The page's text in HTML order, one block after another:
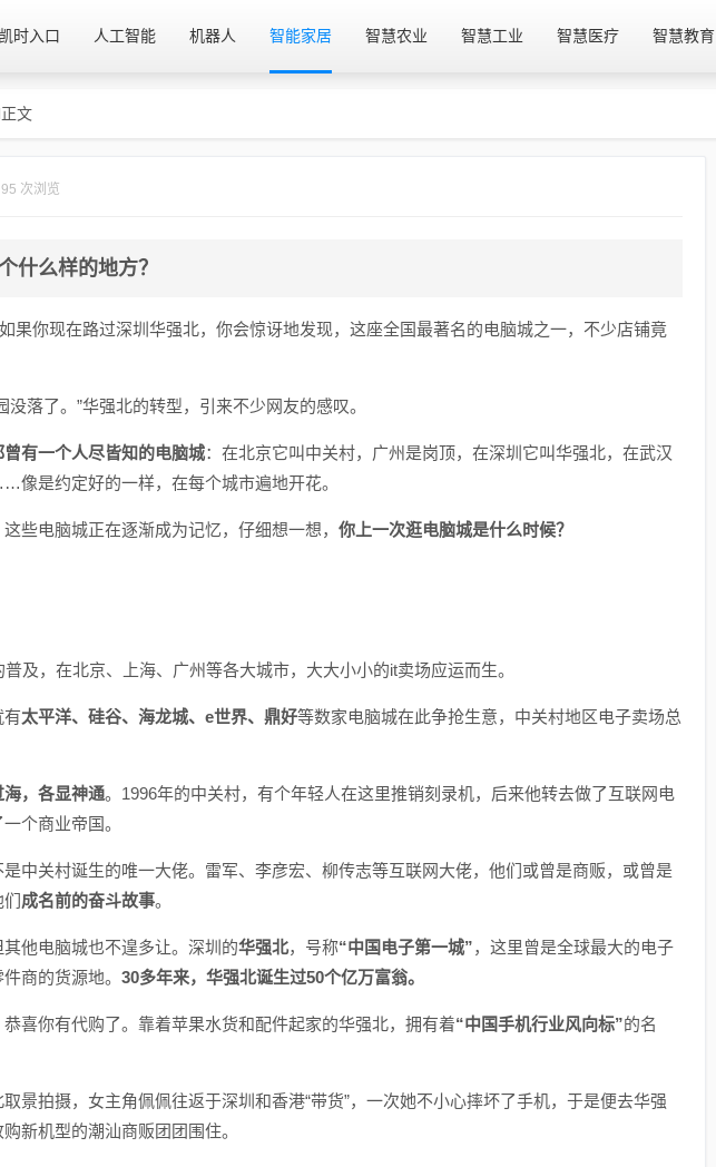
时入口 人工智能 机器人 智能家居 智慧农业 智慧工业 智慧医疗 智慧教育
正文
95 次浏览
什么样的地方？
果你现在路过深圳华强北，你会惊讶地发现，这座全国最著名的电脑城之一，不少店铺竟
落了。”华强北的转型，引来不少网友的感叹。
曾有一个人尽皆知的电脑城：在北京它叫中关村，广州是岗顶，在深圳它叫华强北，在武汉
像是约定好的一样，在每个城市遍地开花。
些电脑城正在逐渐成为记忆，仔细想一想， 你上一次逛电脑城是什么时候？
及，在北京、上海、广州等各大城市，大大小小的it卖场应运而生。
有太平洋、硅谷、海龙城、e世界、鼎好等数家电脑城在此争抢生意，中关村地区电子卖场总
海，各显神通。1996年的中关村，有个年轻人在这里推销刻录机，后来他转去做了互联网电
个商业帝国。
中关村诞生的唯一大佬。雷军、李彦宏、柳传志等互联网大佬，他们或曾是商贩，或曾是
成名前的奋斗故事。
他电脑城也不遑多让。深圳的华强北，号称“中国电子第一城”，这里曾是全球最大的电子
商的货源地。 30多年来，华强北诞生过50个亿万富翁。
喜你有代购了。靠着苹果水货和配件起家的华强北，拥有着“中国手机行业风向标”的名
景拍摄，女主角佩佩往返于深圳和香港“带货”，一次她不小心摔坏了手机，于是便去华强
新机型的潮汕商贩团团围住。